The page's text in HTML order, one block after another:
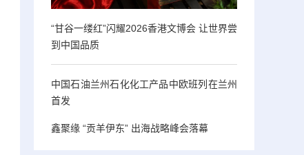
“甘谷一缕红”闪耀2026香港文博会 让世界尝
到中国品质
中国石油兰州石化化工产品中欧班列在兰州
首发
鑫聚缘 “贡羊伊东” 出海战略峰会落幕